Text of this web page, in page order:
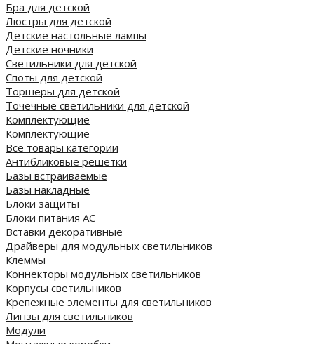
Бра для детской
Люстры для детской
Детские настольные лампы
Детские ночники
Светильники для детской
Споты для детской
Торшеры для детской
Точечные светильники для детской
Комплектующие
Комплектующие
Все товары категории
Антибликовые решетки
Базы встраиваемые
Базы накладные
Блоки защиты
Блоки питания AC
Вставки декоративные
Драйверы для модульных светильников
Клеммы
Коннекторы модульных светильников
Корпусы светильников
Крепежные элементы для светильников
Линзы для светильников
Модули